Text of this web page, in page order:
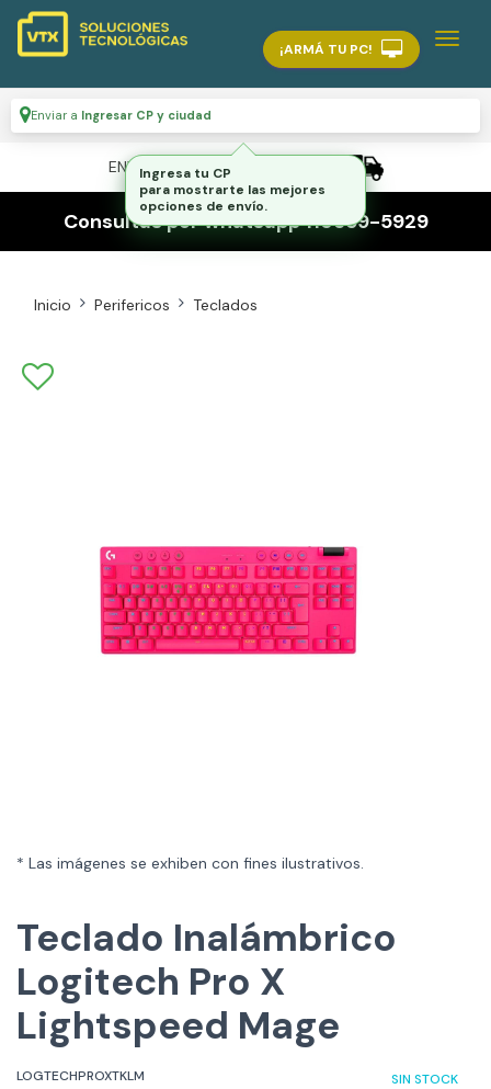
¡ARMÁ TU PC!
Enviar a Ingresar CP y ciudad
ENVÍO GRATIS A TODO EL PAÍS
Consultas por whatsapp 116559-5929
Inicio Perifericos Teclados
* Las imágenes se exhiben con fines ilustrativos.
Teclado Inalámbrico
Logitech Pro X
Lightspeed Mage
LOGTECHPROXTKLM SIN STOCK
Ingresa tu CP
para mostrarte las mejores
opciones de envío.